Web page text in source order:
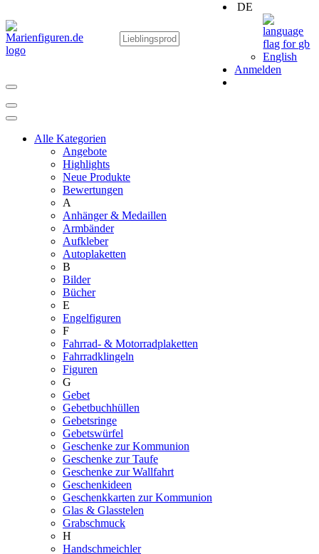
DE
English
Anmelden
Alle Kategorien
Angebote
Highlights
Neue Produkte
Bewertungen
A
Anhänger & Medaillen
Armbänder
Aufkleber
Autoplaketten
B
Bilder
Bücher
E
Engelfiguren
F
Fahrrad- & Motorradplaketten
Fahrradklingeln
Figuren
G
Gebet
Gebetbuchhüllen
Gebetsringe
Gebetswürfel
Geschenke zur Kommunion
Geschenke zur Taufe
Geschenke zur Wallfahrt
Geschenkideen
Geschenkkarten zur Kommunion
Glas & Glasstelen
Grabschmuck
H
Handschmeichler